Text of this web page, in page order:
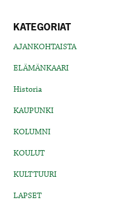
KATEGORIAT
AJANKOHTAISTA
ELÄMÄNKAARI
Historia
KAUPUNKI
KOLUMNI
KOULUT
KULTTUURI
LAPSET